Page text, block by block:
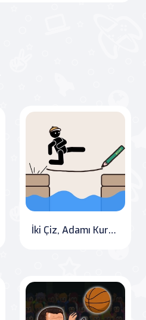
İki Çiz, Adamı Kurtar